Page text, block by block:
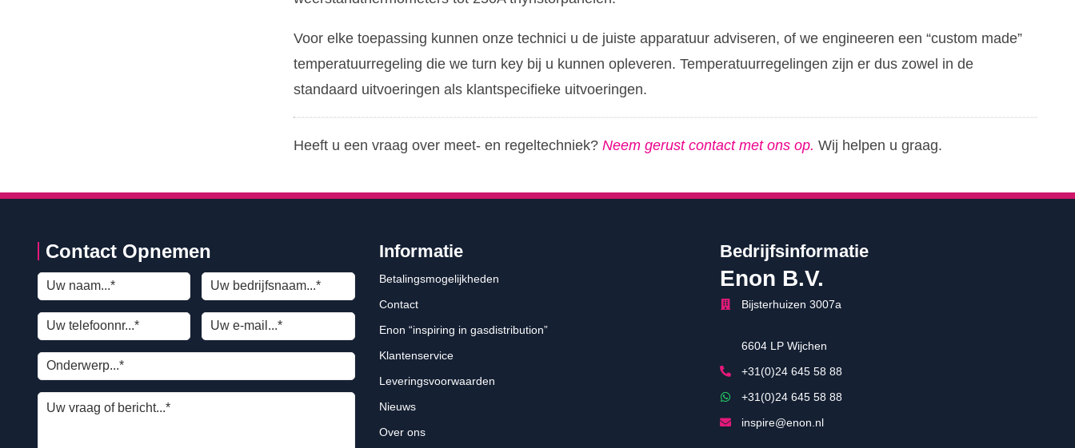
Voor elke toepassing kunnen onze technici u de juiste apparatuur adviseren, of we engineeren een “custom made”
temperatuurregeling die we turn key bij u kunnen opleveren. Temperatuurregelingen zijn er dus zowel in de
standaard uitvoeringen als klantspecifieke uitvoeringen.
Heeft u een vraag over meet- en regeltechniek? Neem gerust contact met ons op. Wij helpen u graag.
Contact Opnemen Informatie
Betalingsmogelijkheden
Contact
Enon “inspiring in gasdistribution”
Klantenservice
Leveringsvoorwaarden
Nieuws
Over ons
Bedrijfsinformatie
Enon B.V.
Bijsterhuizen 3007a
6604 LP Wijchen
+31(0)24 645 58 88
+31(0)24 645 58 88
inspire@enon.nl